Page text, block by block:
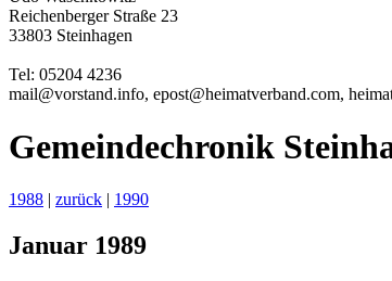
Reichenberger Straße 23
33803 Steinhagen
Tel: 05204 4236
mail@vorstand.info, epost@heimatverband.com,
Gemeindechronik
1988 | zurück | 1990
Januar 1989